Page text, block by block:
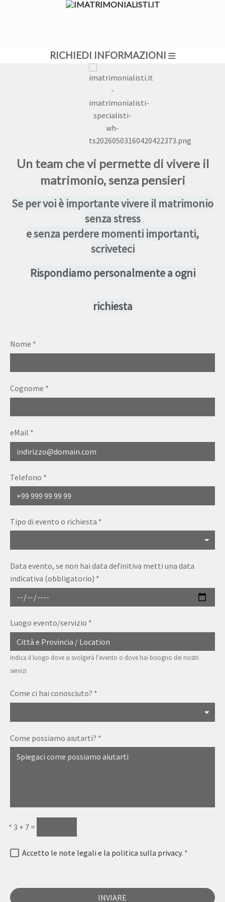
RICHIEDI INFORMAZIONI
Un team che vi permette di vivere il
matrimonio, senza pensieri
Se per voi è importante vivere il matrimonio
senza stress
e senza perdere momenti importanti,
scriveteci
Rispondiamo personalmente a ogni
richiesta
Nome *
Cognome *
eMail *
Telefono *
Tipo di evento o richiesta *
Data evento, se non hai data definitiva metti una data
indicativa (obbligatorio) *
Luogo evento/servizio *
Indica il luogo dove si svolgerà l'evento o dove hai bisogno dei nostri
servizi
Come ci hai conosciuto? *
Come possiamo aiutarti? *
* 3 + 7 =
Accetto le note legali e la politica sulla privacy. *
INVIARE